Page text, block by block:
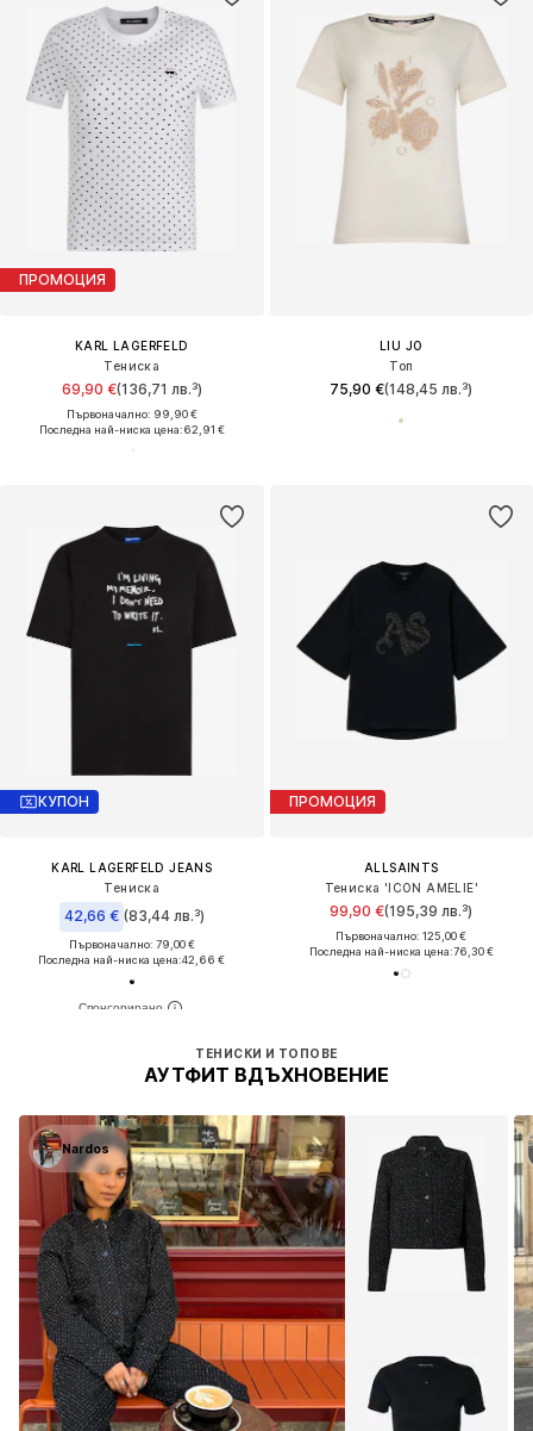
ПРОМОЦИЯ
KARL LAGERFELD
Тениска
69,90 €(136,71 лв.³)
Първоначално: 99,90 €
Последна най-ниска цена:62,91 €
LIU JO
Топ
75,90 €(148,45 лв.³)
КУПОН
KARL LAGERFELD JEANS
Тениска
42,66 € (83,44 лв.³)
Първоначално: 79,00 €
Последна най-ниска цена:42,66 €
ТЕНИСКИ И ТОПОВЕ
АУТФИТ ВДЪХНОВЕНИЕ
Nardos
ПРОМОЦИЯ
ALLSAINTS
Тениска 'ICON AMELIE'
99,90 €(195,39 лв.³)
Първоначално: 125,00 €
Последна най-ниска цена:76,30 €